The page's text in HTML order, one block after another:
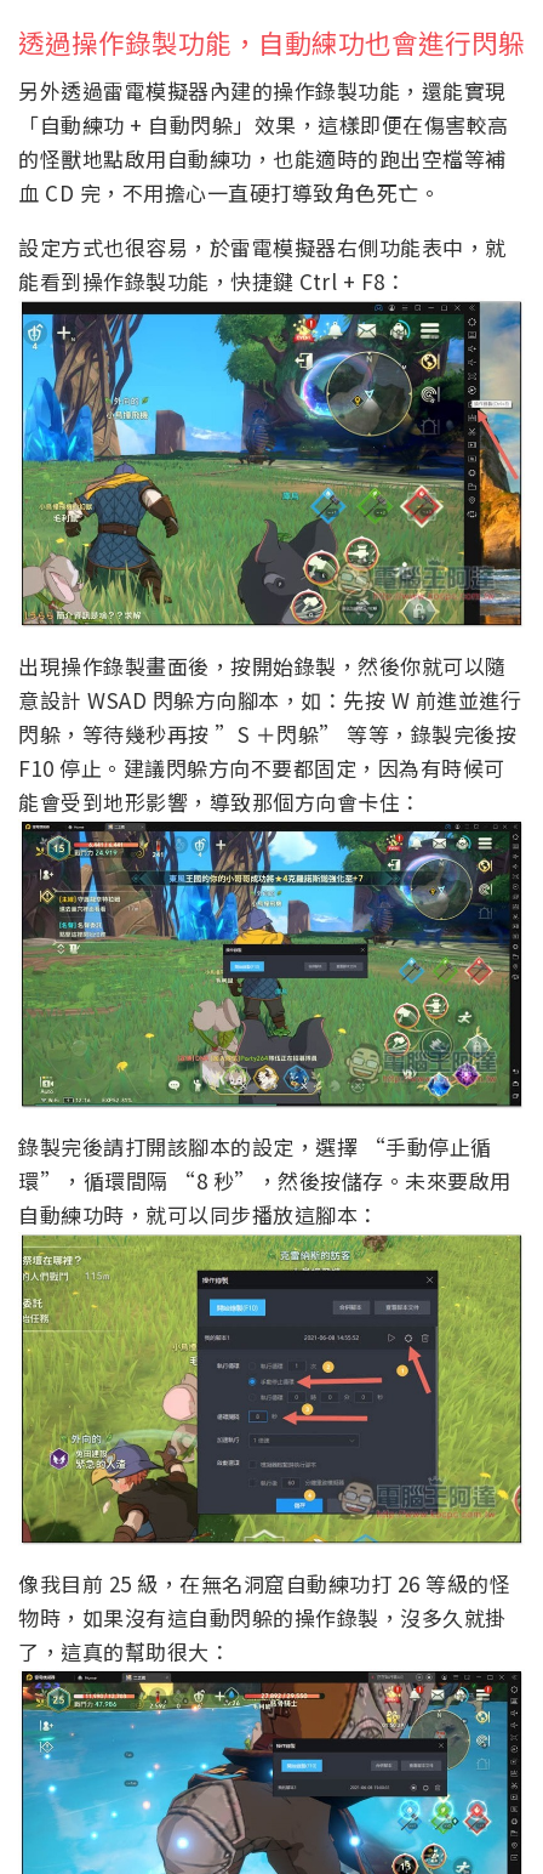
透過操作錄製功能，自動練功也會進行閃躲
另外透過雷電模擬器內建的操作錄製功能，還能實現
「自動練功 + 自動閃躲」效果，這樣即便在傷害較高
的怪獸地點啟用自動練功，也能適時的跑出空檔等補
血 CD 完，不用擔心一直硬打導致角色死亡。
設定方式也很容易，於雷電模擬器右側功能表中，就
能看到操作錄製功能，快捷鍵 Ctrl + F8：
出現操作錄製畫面後，按開始錄製，然後你就可以隨
意設計 WSAD 閃躲方向腳本，如：先按 W 前進並進行
閃躲，等待幾秒再按 ”S ＋閃躲” 等等，錄製完後按
F10 停止。建議閃躲方向不要都固定，因為有時候可
能會受到地形影響，導致那個方向會卡住：
錄製完後請打開該腳本的設定，選擇 “手動停止循
環”，循環間隔 “8 秒”，然後按儲存。未來要啟用
自動練功時，就可以同步播放這腳本：
像我目前 25 級，在無名洞窟自動練功打 26 等級的怪
物時，如果沒有這自動閃躲的操作錄製，沒多久就掛
了，這真的幫助很大：